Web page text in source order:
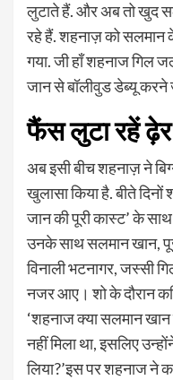
लुटाते हैं. और अब तो खुद
रहे हैं. शहनाज़ को सलमान
गया. जी हाँ शहनाज गिल
जान से बॉलीवुड डेब्यू करने
फैंस लुटा रहें ढ़ेर
अब इसी बीच शहनाज़ ने
खुलासा किया है. बीते दिनों
जान की पूरी कास्ट’ के
उनके साथ सलमान खान,
विनाली भटनागर, जस्सी
नजर आए। शो के दौरान
‘शहनाज क्या सलमान
नहीं मिला था, इसलिए
लिया?’इस पर शहनाज ने